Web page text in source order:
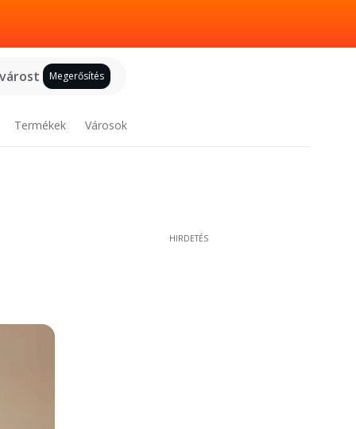
Megerősítés
Termékek Városok
HIRDETÉS